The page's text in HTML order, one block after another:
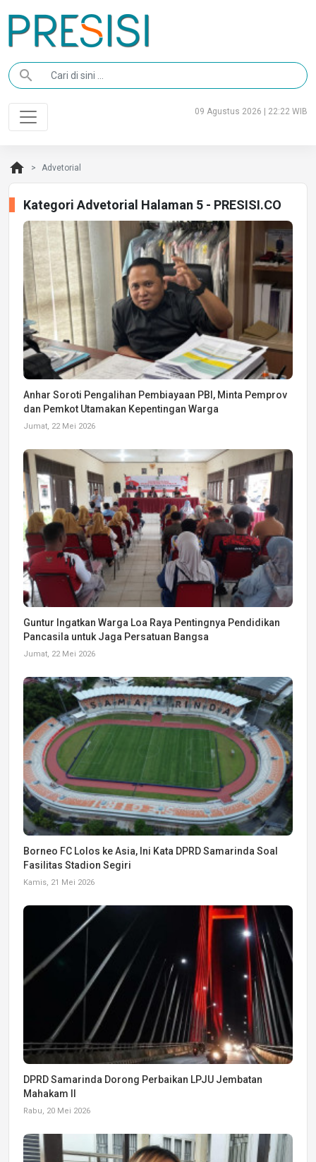
search
09 Agustus 2026 | 22:22 WIB
home Advetorial
Kategori Advetorial Halaman 5 - PRESISI.CO
Anhar Soroti Pengalihan Pembiayaan PBI, Minta Pemprov
dan Pemkot Utamakan Kepentingan Warga
Jumat, 22 Mei 2026
Guntur Ingatkan Warga Loa Raya Pentingnya Pendidikan
Pancasila untuk Jaga Persatuan Bangsa
Jumat, 22 Mei 2026
Borneo FC Lolos ke Asia, Ini Kata DPRD Samarinda Soal
Fasilitas Stadion Segiri
Kamis, 21 Mei 2026
DPRD Samarinda Dorong Perbaikan LPJU Jembatan
Mahakam II
Rabu, 20 Mei 2026